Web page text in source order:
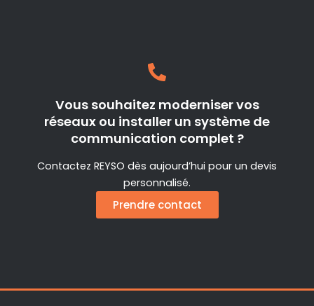
Vous souhaitez moderniser vos
réseaux ou installer un système de
communication complet ?
Contactez REYSO dès aujourd’hui pour un devis
personnalisé.
Prendre contact